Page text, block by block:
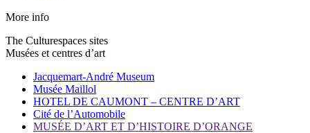
More info
The Culturespaces sites
Musées et centres d’art
Jacquemart-André Museum
Musée Maillol
HOTEL DE CAUMONT – CENTRE D’ART
Cité de l’Automobile
MUSÉE D’ART ET D’HISTOIRE D’ORANGE